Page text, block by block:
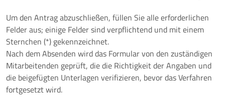
​ Um den Antrag abzuschließen, füllen Sie alle erforderlichen
Felder aus; einige Felder sind verpflichtend und mit einem
Sternchen (*) gekennzeichnet.​
Nach dem Absenden wird das Formular von den zuständigen
Mitarbeitenden geprüft, die die Richtigkeit der Angaben und
die beigefügten Unterlagen verifizieren, bevor das Verfahren
fortgesetzt wird.​